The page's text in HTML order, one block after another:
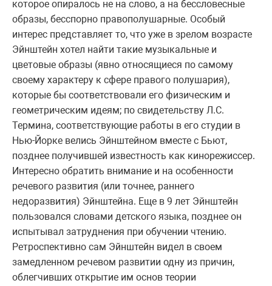
которое опиралось не на слово, а на бессловесные
образы, бесспорно правополушарные. Особый
интерес представляет то, что уже в зрелом возрасте
Эйнштейн хотел найти такие музыкальные и
цветовые образы (явно относящиеся по самому
своему характеру к сфере правого полушария),
которые бы соответствовали его физическим и
геометрическим идеям; по свидетельству Л.С.
Термина, соответствующие работы в его студии в
Нью-Йорке велись Эйнштейном вместе с Бьют,
позднее получившей известность как кинорежиссер.
Интересно обратить внимание и на особенности
речевого развития (или точнее, раннего
недоразвития) Эйнштейна. Еще в 9 лет Эйнштейн
пользовался словами детского языка, позднее он
испытывал затруднения при обучении чтению.
Ретроспективно сам Эйнштейн видел в своем
замедленном речевом развитии одну из причин,
облегчивших открытие им основ теории